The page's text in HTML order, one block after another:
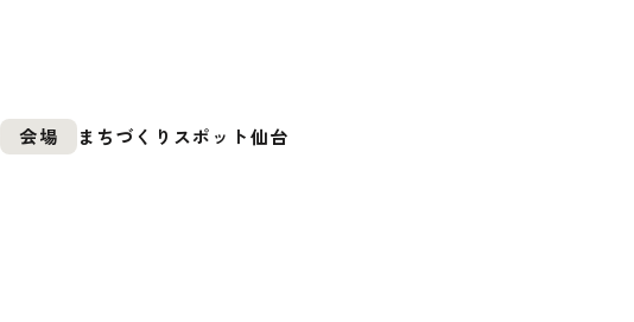
会場
まちづくりスポット仙台